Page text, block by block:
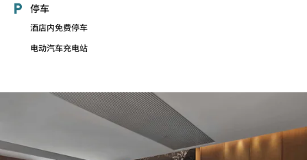
停车
酒店内免费停车
电动汽车充电站